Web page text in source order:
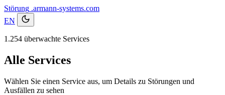
Störung .armann-systems.com
EN
1.254 überwachte Services
Alle Services
Wählen Sie einen Service aus, um Details zu Störungen und
Ausfällen zu sehen